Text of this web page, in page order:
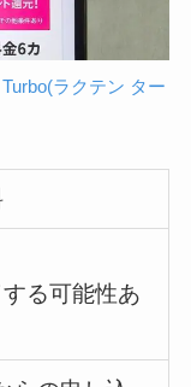
ラクテン ター
る可能性あ